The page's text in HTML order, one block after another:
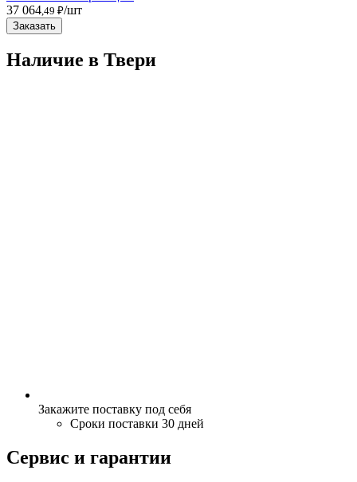
37 064 ,49 ₽/шт
Заказать
Наличие в Твери
Закажите поставку под себя
Сроки поставки 30 дней
Сервис и гарантии